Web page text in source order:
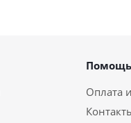
Помощь
Оплата